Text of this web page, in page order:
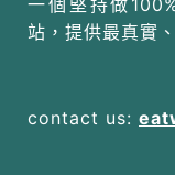
站，提供最真實
contact us: